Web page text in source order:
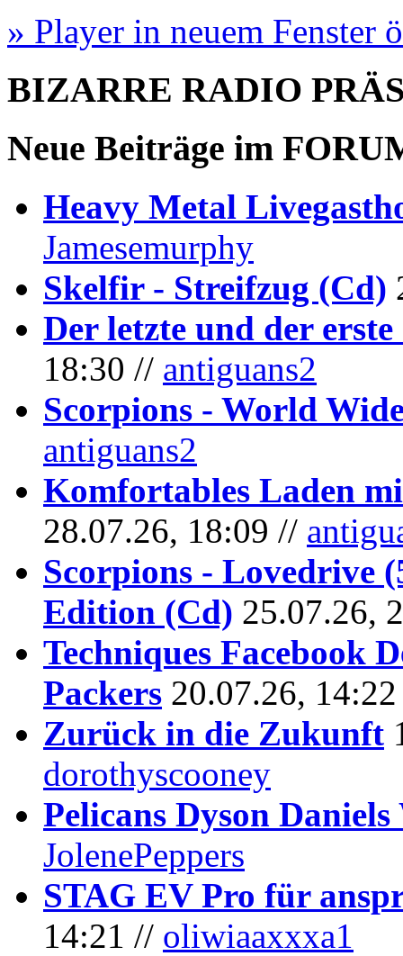
» Player in neuem Fenster
BIZARRE RADIO
Neue Beiträge im
Heavy Metal
Jamesemurphy
Skelfir - Streifzug (Cd)
Der letzte und der erste
18:30 // antiguans2
Scorpions - World
antiguans2
Komfortables Laden
28.07.26, 18:09 //
Scorpions - Lovedrive
Edition (Cd) 25.07.26,
Techniques Facebook
Packers 20.07.26,
Zurück in die Zukunft
dorothyscooney
Pelicans Dyson
JolenePeppers
STAG EV Pro für
14:21 // oliwiaaxxxa1